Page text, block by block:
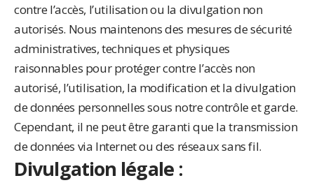
contre l’accès, l’utilisation ou la divulgation non
autorisés. Nous maintenons des mesures de sécurité
administratives, techniques et physiques
raisonnables pour protéger contre l’accès non
autorisé, l’utilisation, la modification et la divulgation
de données personnelles sous notre contrôle et garde.
Cependant, il ne peut être garanti que la transmission
de données via Internet ou des réseaux sans fil.
Divulgation légale :